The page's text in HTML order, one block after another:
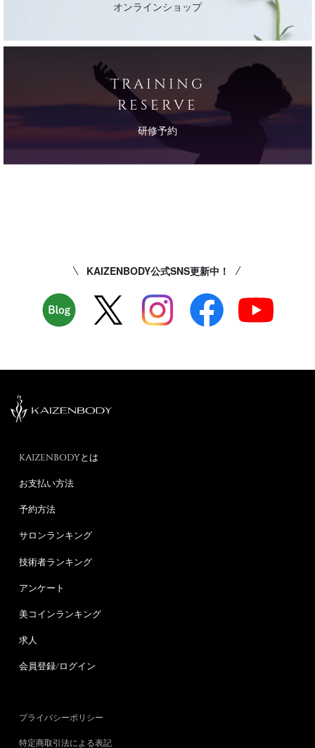
オンラインショップ
TRAINING
RESERVE
研修予約
KAIZENBODY公式SNS更新中！
KAIZENBODYとは
お支払い方法
予約方法
サロンランキング
技術者ランキング
アンケート
美コインランキング
求人
会員登録/ログイン
プライバシーポリシー
特定商取引法による表記